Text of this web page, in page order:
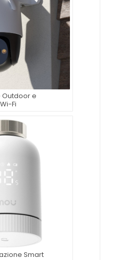
e
Fi
Smart